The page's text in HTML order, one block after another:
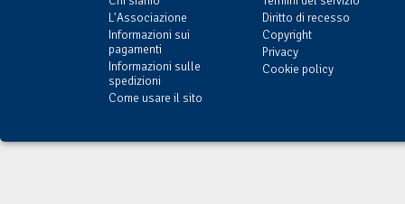
L'Associazione
Informazioni sui
pagamenti
Informazioni sulle
spedizioni
Come usare il sito
Diritto di recesso
Copyright
Privacy
Cookie policy